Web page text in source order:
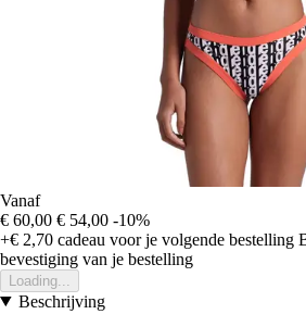
Vanaf
€ 60,00 € 54,00 -10%
+€ 2,70 cadeau voor je volgende bestelling
bevestiging van je bestelling
Loading...
Beschrijving